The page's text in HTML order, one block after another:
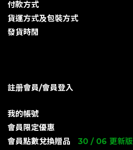
付款方式
貨運方式及包裝方式
發貨時閒
註册會員/會員登入
我的帳號
會員限定優惠
會員點數兌換贈品
30 / 06 更新版